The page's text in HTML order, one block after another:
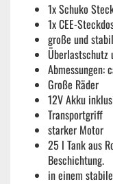
1x Schuko
1x CEE-
große und
Überlastschutz
Abmessungen:
Große Räder
12V Akku
Transportgriff
starker Motor
25 l Tank aus
Beschichtung.
in einem